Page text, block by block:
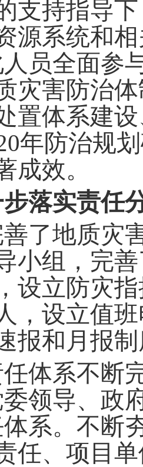
支持指导
源系统和
人员全面参
灾害防治
置体系建
年防治规
成效。
落实责任
善了地质灾
小组，完
设立防灾
，设立值
报和月报
任体系不断
委领导、政
系。 不断
任、项目